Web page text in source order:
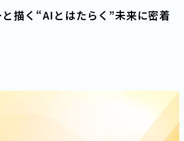
描く“AIとはたらく”未来に密着